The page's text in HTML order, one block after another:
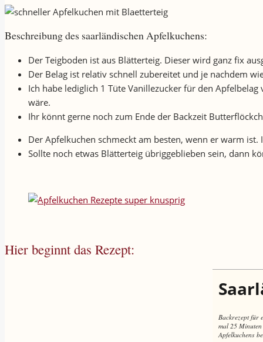
Beschreibung des saarländischen Apfelkuchens:
Der Teigboden ist aus Blätterteig. Dieser wird ganz fix
Der Belag ist relativ schnell zubereitet und je nachdem
Ich habe lediglich 1 Tüte Vanillezucker für den
wäre.
Ihr könnt gerne noch zum Ende der Backzeit
Der Apfelkuchen schmeckt am besten, wenn er warm
Sollte noch etwas Blätterteig übriggeblieben sein, dann
Hier beginnt das Rezept:
Backrezept für
mal 25
Apfelkuchens